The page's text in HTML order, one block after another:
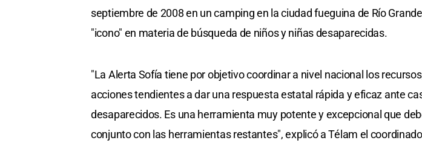
septiembre de 2008 en un camping en la ciudad fueguina de Río
"icono" en materia de búsqueda de niños y niñas desaparecidas.
"La Alerta Sofía tiene por objetivo coordinar a nivel nacional los
acciones tendientes a dar una respuesta estatal rápida y eficaz ante
desaparecidos. Es una herramienta muy potente y excepcional que
conjunto con las herramientas restantes", explicó a Télam el